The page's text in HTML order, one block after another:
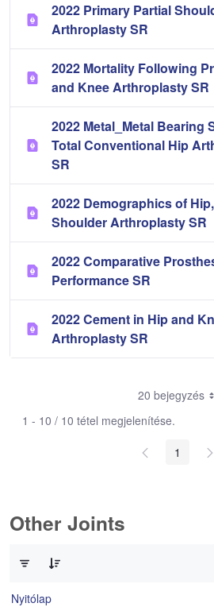
2022 Primary Partial
Arthroplasty SR
2022 Mortality Following
and Knee Arthroplasty SR
2022 Metal_Metal Bearing
Total Conventional Hip
SR
2022 Demographics of
Shoulder Arthroplasty SR
2022 Comparative
Performance SR
2022 Cement in Hip and
Arthroplasty SR
20 bejegyzés
1 - 10 / 10 tétel megjelenítése.
1
Other Joints
Nyitólap